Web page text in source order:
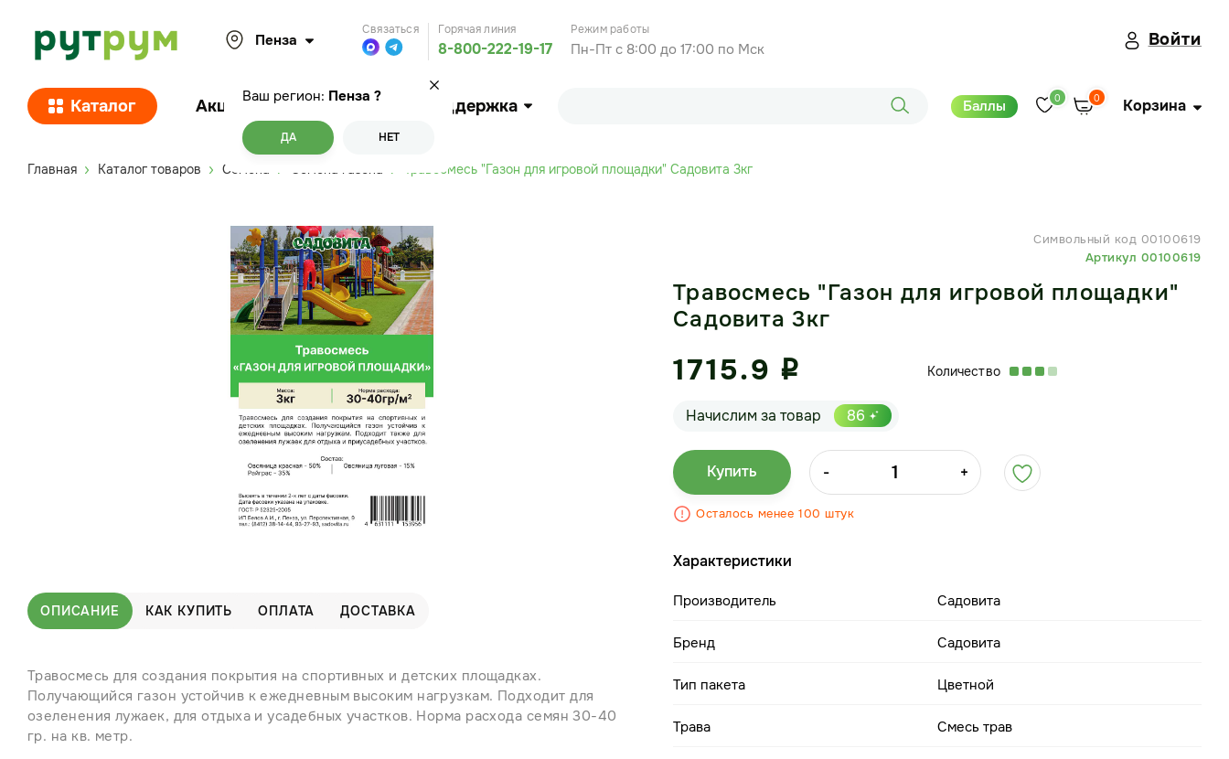
Пенза
Ваш регион: Пенза ?
ДА НЕТ
Связаться Горячая линия
8-800-222-19-17
Режим работы
Пн-Пт с 8:00 до 17:00 по Мск
Войти
Каталог Акции Покупателям Поддержка Баллы 0 0 Корзина
Главная Каталог товаров Семена Травосмесь "Газон для игровой площадки" Садовита 3кг
ОПИСАНИЕ КАК КУПИТЬ ОПЛАТА ДОСТАВКА
Травосмесь для создания покрытия на спортивных и детских площадках.
Получающийся газон устойчив к ежедневным высоким нагрузкам. Подходит для
озеленения лужаек, для отдыха и усадебных участков. Норма расхода семян 30-40
гр. на кв. метр.
Символьный код 00100619
Артикул 00100619
Травосмесь "Газон для игровой площадки"
Садовита 3кг
1715.9 i Количество
Начислим за товар 86
Купить - +
Осталось менее 100 штук
Характеристики
Производитель Садовита
Бренд Садовита
Тип пакета Цветной
Трава Смесь трав